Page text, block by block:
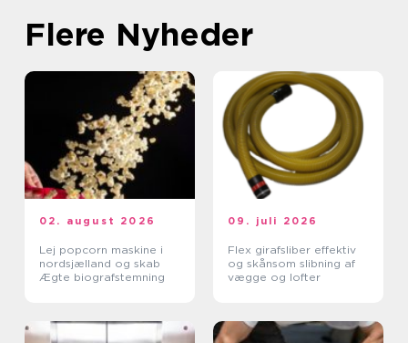
Flere Nyheder
02. august 2026
Lej popcorn maskine i
nordsjælland og skab
Ægte biografstemning
09. juli 2026
Flex girafsliber effektiv
og skånsom slibning af
vægge og lofter